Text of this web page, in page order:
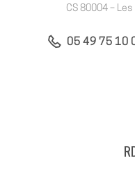
CS 80004 – Les
05 49 75 10